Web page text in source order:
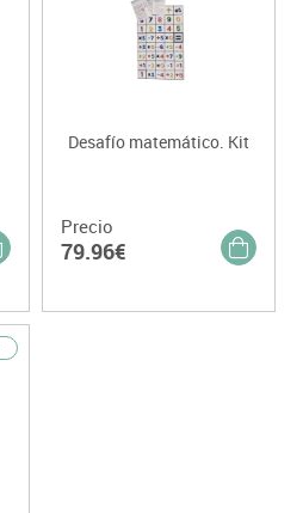
Desafío matemático. Kit
Precio
79.96€